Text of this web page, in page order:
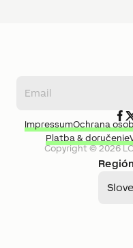
Región
Copyright ©2026
ImpressumOchrana
Platba & doručenie